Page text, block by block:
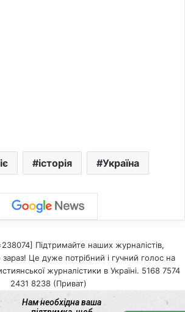
історія Україна
Підтримайте наших журналістів,
Це дуже потрібний і гучний голос на
журналістики в Україні. 5168 7574
2431 8238 (Приват)